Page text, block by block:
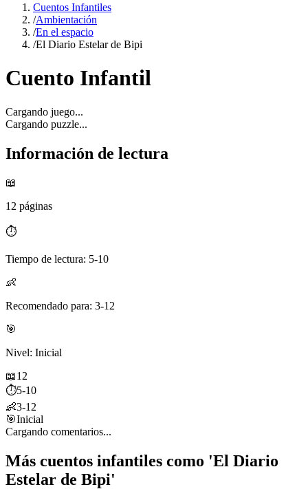
Cuentos Infantiles
/Ambientación
/En el espacio
/El Diario Estelar de Bipi
Cuento Infantil
Cargando juego...
Cargando puzzle...
Información de lectura
📖
12 páginas
⏱️
Tiempo de lectura: 5-10
👶
Recomendado para: 3-12
🎯
Nivel: Inicial
📖12
⏱️5-10
👶3-12
🎯Inicial
Cargando comentarios...
Más cuentos infantiles como 'El Diario
Estelar de Bipi'